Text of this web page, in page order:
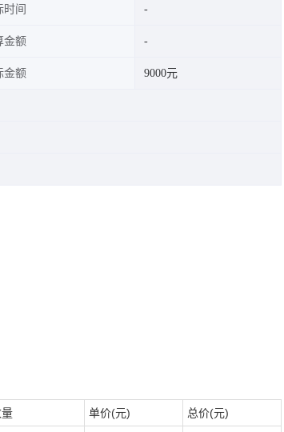
时间
金额
金额 9000元
单价(元) 总价(元)